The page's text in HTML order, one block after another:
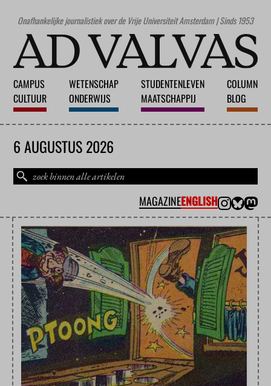
Onafhankelijke journalistiek over de Vrije Universiteit Amsterdam | Sinds 1953
CAMPUS
CULTUUR
WETENSCHAP
ONDERWIJS
STUDENTENLEVEN
MAATSCHAPPIJ
COLUMN
BLOG
6 AUGUSTUS 2026
MAGAZINEENGLISH